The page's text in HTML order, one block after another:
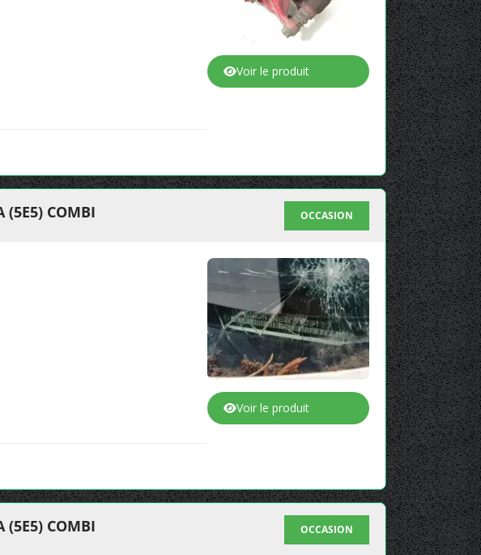
Voir le produit
(5E5) COMBI OCCASION
Voir le produit
(5E5) COMBI OCCASION